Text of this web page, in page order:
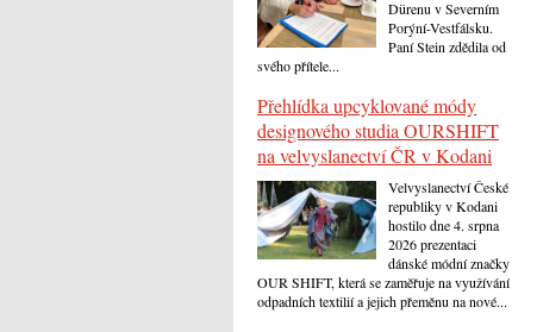
Dürenu v Severním
Porýní-Vestfálsku.
Paní Stein zdědila od
svého přítele...
Přehlídka upcyklované módy
designového studia OURSHIFT
na velvyslanectví ČR v Kodani
Velvyslanectví České
republiky v Kodani
hostilo dne 4. srpna
2026 prezentaci
dánské módní značky
OUR SHIFT, která se zaměřuje na využívání
odpadních textilií a jejich přeměnu na nové...